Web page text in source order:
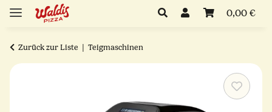
0,00 €
Zurück zur Liste Teigmaschinen